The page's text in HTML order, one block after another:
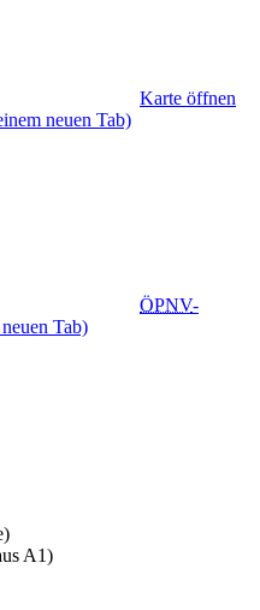
Karte öffnen
neuen Tab)
ÖPNV-
Tab)
A1)